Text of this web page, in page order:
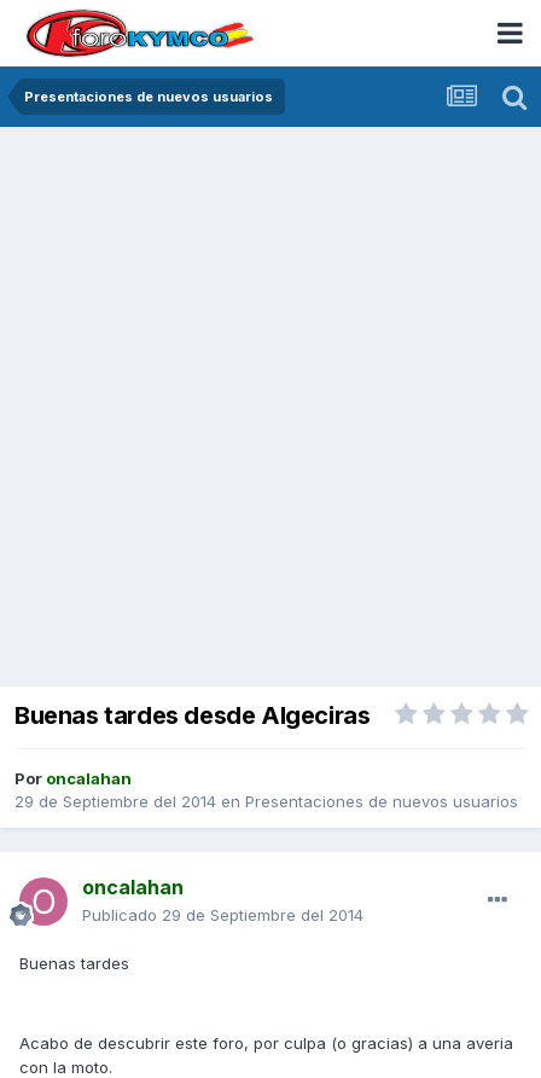
Presentaciones de nuevos usuarios
Buenas tardes desde Algeciras
Por oncalahan
29 de Septiembre del 2014 en Presentaciones de nuevos usuarios
oncalahan
Publicado 29 de Septiembre del 2014
Buenas tardes
Acabo de descubrir este foro, por culpa (o gracias) a una averia
con la moto.